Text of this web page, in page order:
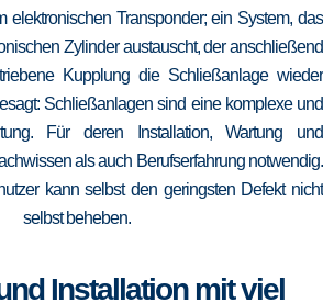
elektronischen Transponder; ein System, das
Zylinder austauscht, der anschließend
Kupplung die Schließanlage wieder
Schließanlagen sind eine komplexe und
Für deren Installation, Wartung und
als auch Berufserfahrung notwendig.
kann selbst den geringsten Defekt nicht
selbst beheben.
Installation mit viel